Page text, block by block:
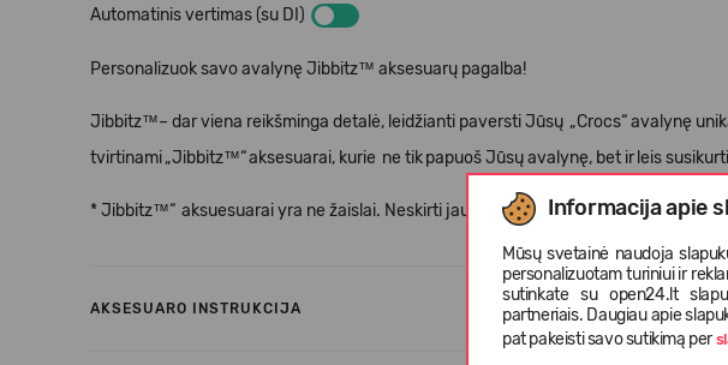
Informacija apie
Mūsų svetainė naudoja
personalizuotam turiniui ir
sutinkate su open24.lt
partneriais. Daugiau apie
pat pakeisti savo sutikimą per
Automatinis vertimas (su DI)
Personalizuok savo avalynę Jibbitz™ aksesuarų pagalba!
Jibbitz™– dar viena reikšminga detalė, leidžianti paversti Jūsų „Crocs“avalynę
tvirtinami„Jibbitz™“aksesuarai, kurie ne tikpapuošJūsųavalynę, bet ir leis
* Jibbitz™“ aksuesuarai yra ne žaislai. Neskirti jaunesniems nei 3 metųvaikams.
AKSESUARO INSTRUKCIJA